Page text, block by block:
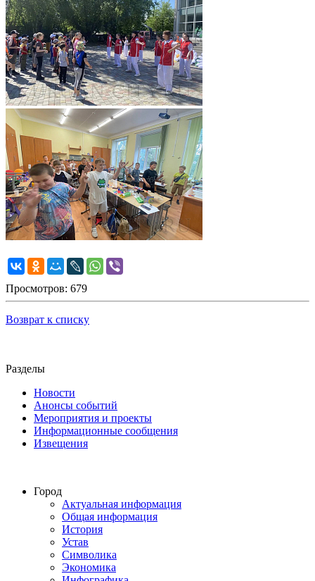
Просмотров: 679
Возврат к списку
Разделы
Новости
Анонсы событий
Мероприятия и проекты
Информационные сообщения
Извещения
Город
Актуальная информация
Общая информация
История
Устав
Символика
Экономика